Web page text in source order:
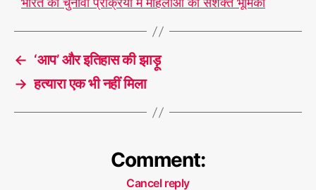
← ‘आप’ और इतिहास की झाड़ू
→ हत्यारा एक भी नहीं मिला
Comment:
Cancel reply